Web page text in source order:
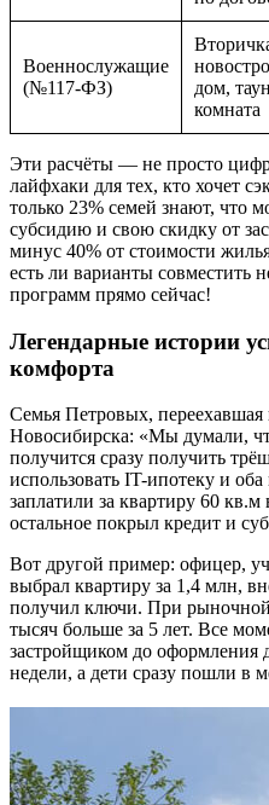
Военнослужащие
(№117-ФЗ)
дом,
комната
Эти расчёты — не просто
лайфхаки для тех, кто хочет
только 23% семей знают, что
субсидию и свою скидку от
минус 40% от стоимости
есть ли варианты совместить
программ прямо сейчас!
Легендарные истории
комфорта
Семья Петровых,
Новосибирска: «Мы думали,
получится сразу получить
использовать IT-ипотеку и
заплатили за квартиру 60
остальное покрыл кредит и
Вот другой пример: офицер,
выбрал квартиру за 1,4 млн,
получил ключи. При
тысяч больше за 5 лет. Все
застройщиком до оформления
недели, а дети сразу пошли в